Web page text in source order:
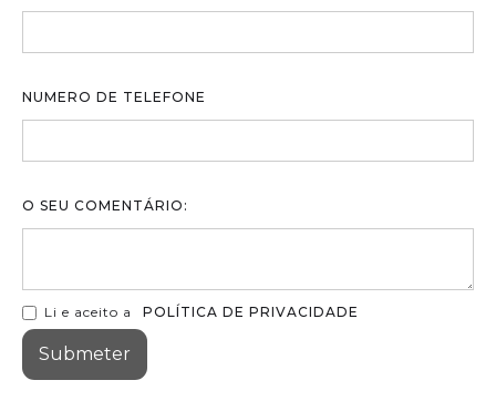
NUMERO DE TELEFONE
O SEU COMENTÁRIO:
Li e aceito a POLÍTICA DE PRIVACIDADE